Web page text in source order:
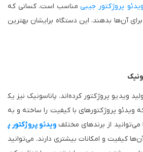
ویدئو پروژکتور جیبی مناسب است. کسانی که
آن‌ها بدهند، این دستگاه برایشان بهترین
ویدیو پروژکتور کرده‌اند. پاناسونیک نیز یک
ویدئو پروژکتور‌های با کیفیت را ساخته و به
از برند‌های مختلفویدئو پروژکتور پ
کیفیت و امکانات بیشتری دارند. می‌توانید